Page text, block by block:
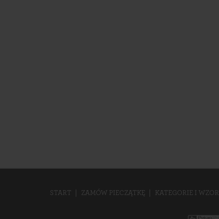
START ZAMÓW PIECZĄTKĘ KATEGORIE I